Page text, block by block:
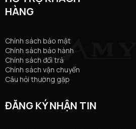
HÀNG
Chính sách bảo mật
Chính sách bảo hành
Chính sách đổi trả
Chính sách vận chuyển
Câu hỏi thường gặp
ĐĂNG KÝ NHẬN TIN